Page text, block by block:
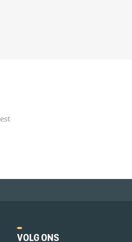
VOLG ONS